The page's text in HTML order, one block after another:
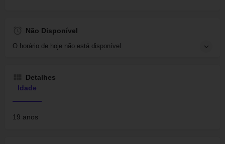
Não Disponível
O horário de hoje não está disponível
Detalhes
Idade
19 anos